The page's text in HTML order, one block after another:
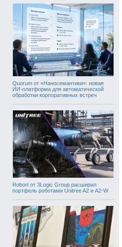
Quorum от «Наносемантики»: новая
ИИ-платформа для автоматической
обработки корпоративных встреч
Robort от 3Logic Group расширил
портфель роботами Unitree A2 и A2-W